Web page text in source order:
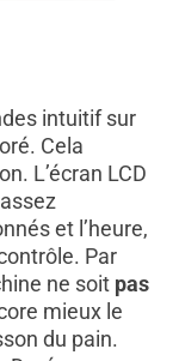
intuitif sur
Cela
L’écran LCD
et l’heure,
Par
ne soit pas
mieux le
du pain.